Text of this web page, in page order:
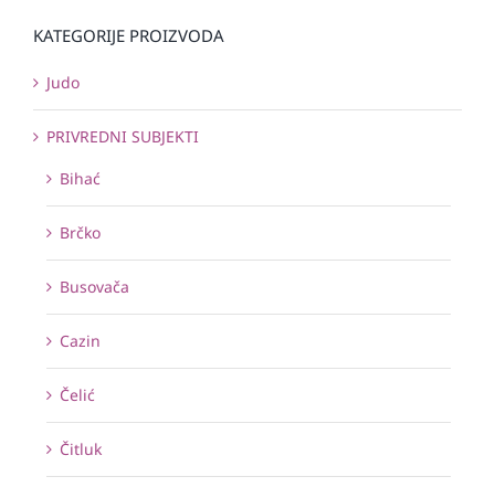
KATEGORIJE PROIZVODA
Judo
PRIVREDNI SUBJEKTI
Bihać
Brčko
Busovača
Cazin
Čelić
Čitluk